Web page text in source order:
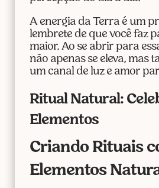
A energia da Terra é um
lembrete de que você faz
maior. Ao se abrir para
não apenas se eleva, mas
um canal de luz e amor
Ritual Natural:
Elementos
Criando Rituais
Elementos